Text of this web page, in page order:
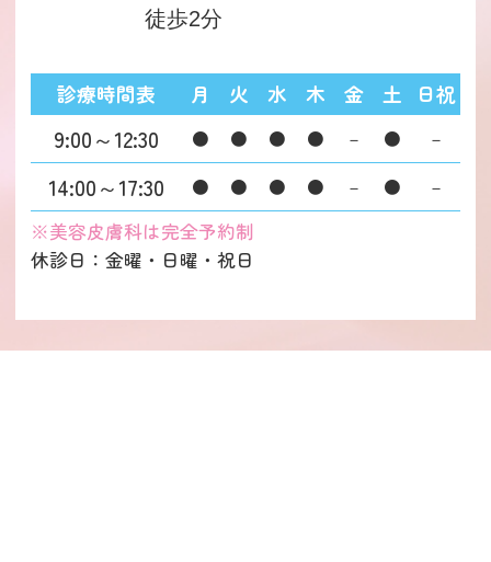
徒歩2分
※美容皮膚科は完全予約制
休診日：金曜・日曜・祝日
診療時間表 月 火 水 木 金 土 日祝
9:00～12:30 ● ● ● ● － ● －
14:00～17:30 ● ● ● ● － ● －